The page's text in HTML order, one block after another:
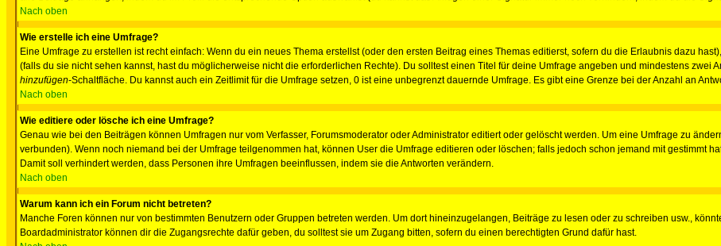
Nach oben
Wie erstelle ich eine Umfrage?
Eine Umfrage zu erstellen ist recht einfach: Wenn du ein neues Thema erstellst (oder den ersten Beitrag eines Themas editierst, sofern du die Erlaubnis dazu
(falls du sie nicht sehen kannst, hast du möglicherweise nicht die erforderlichen Rechte). Du solltest einen Titel für deine Umfrage angeben und mindestens zwei
hinzufügen-Schaltfläche. Du kannst auch ein Zeitlimit für die Umfrage setzen, 0 ist eine unbegrenzt dauernde Umfrage. Es gibt eine Grenze bei der Anzahl an
Nach oben
Wie editiere oder lösche ich eine Umfrage?
Genau wie bei den Beiträgen können Umfragen nur vom Verfasser, Forumsmoderator oder Administrator editiert oder gelöscht werden. Um eine Umfrage zu
verbunden). Wenn noch niemand bei der Umfrage teilgenommen hat, können User die Umfrage editieren oder löschen; falls jedoch schon jemand mit gestimmt
Damit soll verhindert werden, dass Personen ihre Umfragen beeinflussen, indem sie die Antworten verändern.
Nach oben
Warum kann ich ein Forum nicht betreten?
Manche Foren können nur von bestimmten Benutzern oder Gruppen betreten werden. Um dort hineinzugelangen, Beiträge zu lesen oder zu schreiben usw.,
Boardadministrator können dir die Zugangsrechte dafür geben, du solltest sie um Zugang bitten, sofern du einen berechtigten Grund dafür hast.